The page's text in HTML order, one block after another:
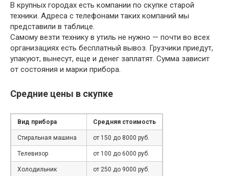
В крупных городах есть компании по скупке старой
техники. Адреса с телефонами таких компаний мы
представили в таблице.
Самому везти технику в утиль не нужно — почти во всех
организациях есть бесплатный вывоз. Грузчики приедут,
упакуют, вынесут, еще и денег заплатят. Сумма зависит
от состояния и марки прибора.
Средние цены в скупке
Вид прибора Средняя стоимость
Стиральная машина от 150 до 8000 руб.
Телевизор от 100 до 6000 руб.
Холодильник от 250 до 9000 руб.